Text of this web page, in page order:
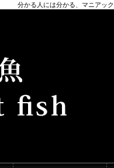
分かる人には分かる、マニアッ